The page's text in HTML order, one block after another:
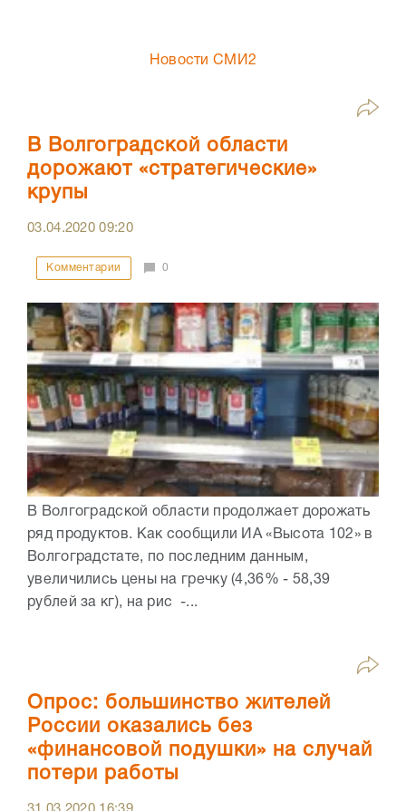
Новости СМИ2
В Волгоградской области
дорожают «стратегические»
крупы
03.04.202009:20
Комментарии 0
В Волгоградской области продолжает дорожать
ряд продуктов. Как сообщили ИА «Высота 102» в
Волгоградстате, по последним данным,
увеличились цены на гречку (4,36% - 58,39
рублей за кг), на рис -...
Опрос: большинство жителей
России оказались без
«финансовой подушки» на случай
потери работы